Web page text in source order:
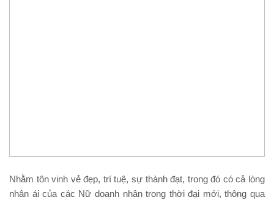
Nhằm tôn vinh vẻ đẹp, trí tuệ, sự thành đạt, trong đó có cả lòng
nhân ái của các Nữ doanh nhân trong thời đại mới, thông qua